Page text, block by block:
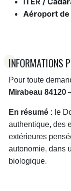
Aéroport de
INFORMATIONS
Pour toute
Mirabeau 84120
En résumé : le
authentique, des
extérieures
autonomie, dans
biologique.